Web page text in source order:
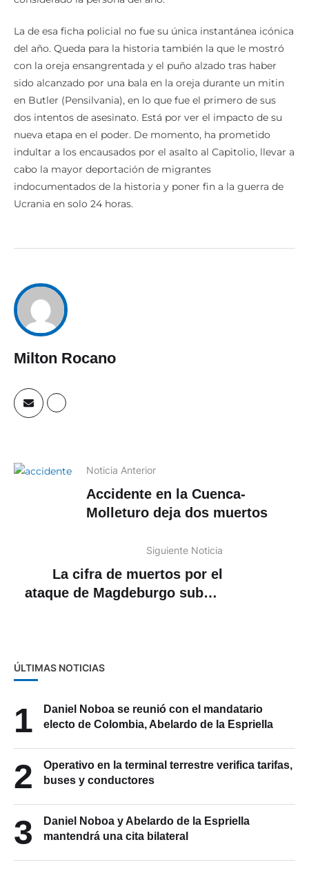
La de esa ficha policial no fue su única instantánea icónica
del año. Queda para la historia también la que le mostró
con la oreja ensangrentada y el puño alzado tras haber
sido alcanzado por una bala en la oreja durante un mitin
en Butler (Pensilvania), en lo que fue el primero de sus
dos intentos de asesinato. Está por ver el impacto de su
nueva etapa en el poder. De momento, ha prometido
indultar a los encausados por el asalto al Capitolio, llevar a
cabo la mayor deportación de migrantes
indocumentados de la historia y poner fin a la guerra de
Ucrania en solo 24 horas.
Milton Rocano
Noticia Anterior
Accidente en la Cuenca-
Molleturo deja dos muertos
Siguiente Noticia
La cifra de muertos por el
ataque de Magdeburgo sube a
ÚLTIMAS NOTICIAS
1
Daniel Noboa se reunió con el mandatario
electo de Colombia, Abelardo de la Espriella
2
Operativo en la terminal terrestre verifica tarifas,
buses y conductores
3
Daniel Noboa y Abelardo de la Espriella
mantendrá una cita bilateral